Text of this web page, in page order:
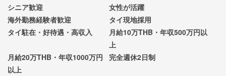
シニア歓迎
女性が活躍
海外勤務経験者歓迎
タイ現地採用
タイ駐在・好待遇・高収入
月給10万THB・年収500万円以
上
月給20万THB・年収1000万円
以上
完全週休2日制